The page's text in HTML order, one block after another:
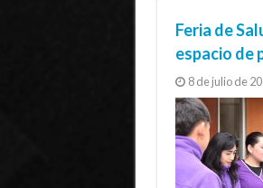
Feria de
espacio de
8 de julio de